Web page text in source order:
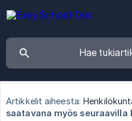
Artikkelit aiheesta:
saatavana myös seuraavilla